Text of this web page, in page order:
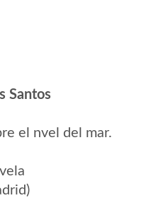
Santos
el nvel del mar.